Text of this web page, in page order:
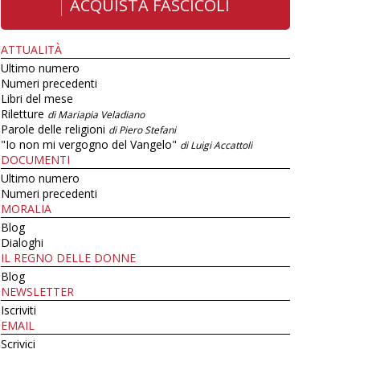
ACQUISTA FASCICOLI
ATTUALITÀ
Ultimo numero
Numeri precedenti
Libri del mese
Riletture di Mariapia Veladiano
Parole delle religioni di Piero Stefani
"Io non mi vergogno del Vangelo" di Luigi Accattoli
DOCUMENTI
Ultimo numero
Numeri precedenti
MORALIA
Blog
Dialoghi
IL REGNO DELLE DONNE
Blog
NEWSLETTER
Iscriviti
EMAIL
Scrivici